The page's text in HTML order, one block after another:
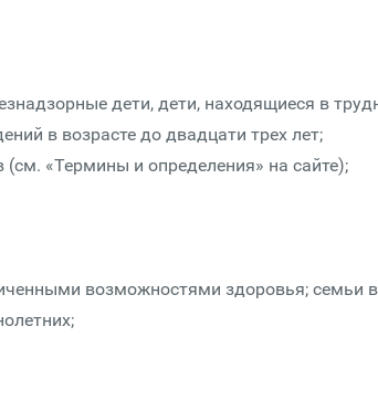
дети, дети, находящиеся в
в возрасте до двадцати трех лет;
«Термины и определения» на сайте);
возможностями здоровья; семьи в